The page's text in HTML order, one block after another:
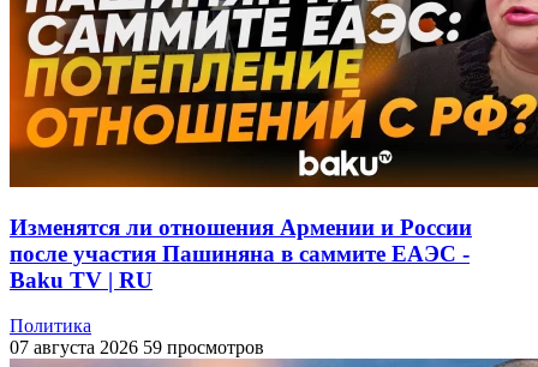
Изменятся ли отношения Армении и России
после участия Пашиняна в саммите ЕАЭС -
Baku TV | RU
Политика
07 августа 2026 59 просмотров